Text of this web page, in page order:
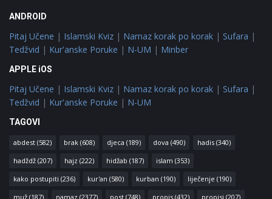
ANDROID
Pitaj Učene | Islamski Kviz | Namaz korak po korak | Sufara |
Tedžvid | Kur'anske Poruke | N-UM | Minber
APPLE iOS
Pitaj Učene | Islamski Kviz | Namaz korak po korak | Sufara |
Tedžvid | Kur'anske Poruke | N-UM
TAGOVI
abdest (582) brak (608) djeca (189) dova (490) hadis (340)
hadždž (207) hajz (222) hidžab (187) islam (353)
kako postupiti (236) kur'an (580) kurban (190) liječenje (190)
muž (187) namaz (2377) post (748) propis (432) propisi (207)